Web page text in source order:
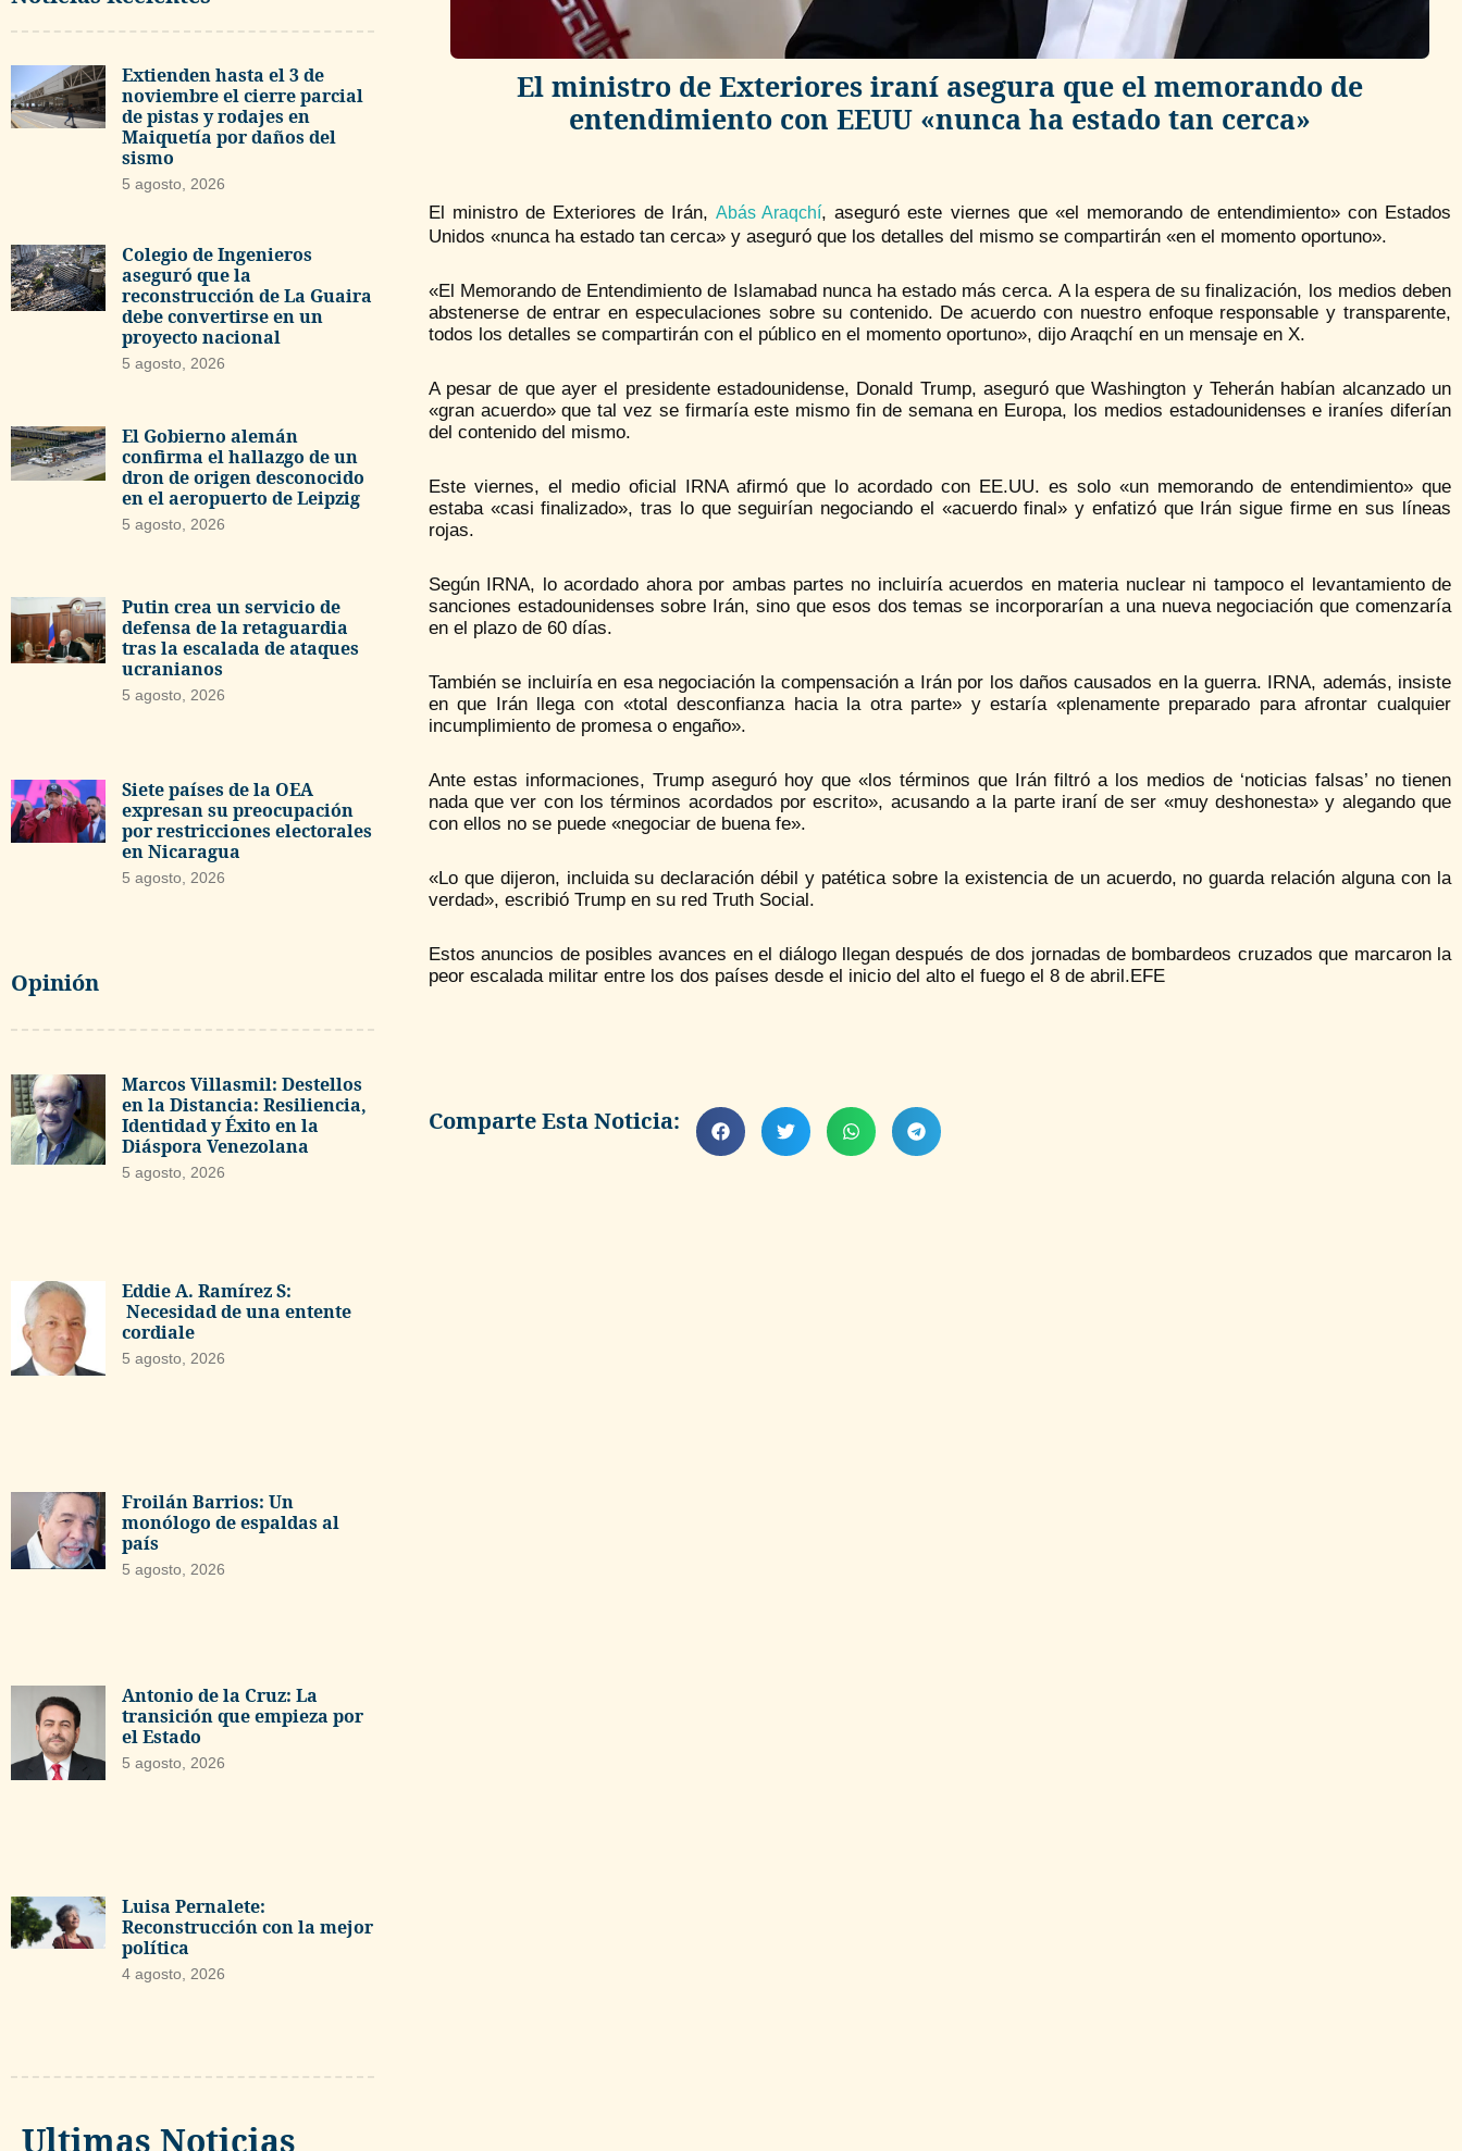
Extienden hasta el 3 de
noviembre el cierre parcial
de pistas y rodajes en
Maiquetía por daños del
sismo
5 agosto, 2026
Colegio de Ingenieros
aseguró que la
reconstrucción de La Guaira
debe convertirse en un
proyecto nacional
5 agosto, 2026
El Gobierno alemán
confirma el hallazgo de un
dron de origen desconocido
en el aeropuerto de Leipzig
5 agosto, 2026
Putin crea un servicio de
defensa de la retaguardia
tras la escalada de ataques
ucranianos
5 agosto, 2026
Siete países de la OEA
expresan su preocupación
por restricciones electorales
en Nicaragua
5 agosto, 2026
Opinión
Marcos Villasmil: Destellos
en la Distancia: Resiliencia,
Identidad y Éxito en la
Diáspora Venezolana
5 agosto, 2026
Eddie A. Ramírez S:
Necesidad de una entente
cordiale
5 agosto, 2026
Froilán Barrios: Un
monólogo de espaldas al
país
5 agosto, 2026
Antonio de la Cruz: La
transición que empieza por
el Estado
5 agosto, 2026
Luisa Pernalete:
Reconstrucción con la mejor
política
4 agosto, 2026
El ministro de Exteriores iraní asegura que el memorando de
entendimiento con EEUU «nunca ha estado tan cerca»
El ministro de Exteriores de Irán,Abás Araqchí, aseguró este viernes que «el memorando de entendimiento» con Estados
Unidos «nunca ha estado tan cerca» y aseguró que los detalles del mismo se compartirán «en el momento oportuno».
«El Memorando de Entendimiento de Islamabad nunca ha estado más cerca. A la espera de su finalización, los medios deben
abstenerse de entrar en especulaciones sobre su contenido. De acuerdo con nuestro enfoque responsable y transparente,
todos los detalles se compartirán con el público en el momento oportuno», dijo Araqchí en un mensaje en X.
A pesar de que ayer el presidente estadounidense, Donald Trump, aseguró que Washington y Teherán habían alcanzado un
«gran acuerdo» que tal vez se firmaría este mismo fin de semana en Europa, los medios estadounidenses e iraníes diferían
del contenido del mismo.
Este viernes, el medio oficial IRNA afirmó que lo acordado con EE.UU. es solo «un memorando de entendimiento» que
estaba «casi finalizado», tras lo que seguirían negociando el «acuerdo final» y enfatizó que Irán sigue firme en sus líneas
rojas.
Según IRNA, lo acordado ahora por ambas partes no incluiría acuerdos en materia nuclear ni tampoco el levantamiento de
sanciones estadounidenses sobre Irán, sino que esos dos temas se incorporarían a una nueva negociación que comenzaría
en el plazo de 60 días.
También se incluiría en esa negociación la compensación a Irán por los daños causados en la guerra. IRNA, además, insiste
en que Irán llega con «total desconfianza hacia la otra parte» y estaría «plenamente preparado para afrontar cualquier
incumplimiento de promesa o engaño».
Ante estas informaciones, Trump aseguró hoy que «los términos que Irán filtró a los medios de ‘noticias falsas’ no tienen
nada que ver con los términos acordados por escrito», acusando a la parte iraní de ser «muy deshonesta» y alegando que
con ellos no se puede «negociar de buena fe».
«Lo que dijeron, incluida su declaración débil y patética sobre la existencia de un acuerdo, no guarda relación alguna con la
verdad», escribió Trump en su red Truth Social.
Estos anuncios de posibles avances en el diálogo llegan después de dos jornadas de bombardeos cruzados que marcaron la
peor escalada militar entre los dos países desde el inicio del alto el fuego el 8 de abril.EFE
Comparte Esta Noticia:
Ultimas Noticias